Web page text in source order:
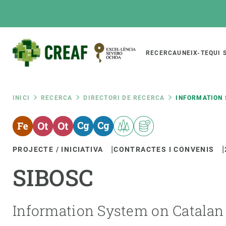
Main
RECERCAUNEIX-TEQUI
Fil
d'ariadna
INICI RECERCA DIRECTORI DE RECERCA
PROJECTE / INICIATIVA CONTRACTES I CONVENIS
SIBOSC
Information System on Catalan
Featured
responsive
INTRANET
Responsive
menu
SOBRE NOSALTRES
Organització institucional
La nostra gent
RECERCA
Funcionament